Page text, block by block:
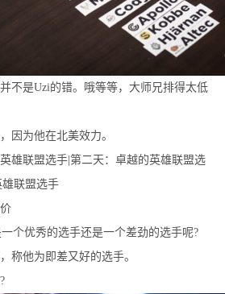
是Uzi的错。哦等等，大师兄排得太低
为他在北美效力。
联盟选手|第二天：卓越的英雄联盟选
联盟选手
优秀的选手还是一个差劲的选手呢?
他为即差又好的选手。